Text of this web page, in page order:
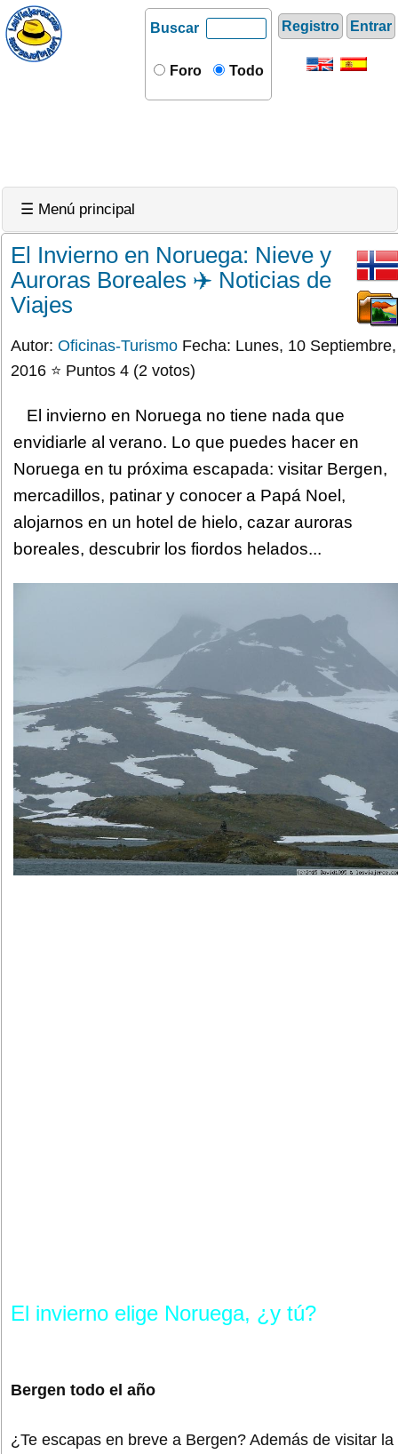
Registro Entrar
Buscar
Foro Todo
☰ Menú principal
El Invierno en Noruega: Nieve y
Auroras Boreales ✈️ Noticias de
Viajes
Autor: Oficinas-Turismo Fecha: Lunes, 10 Septiembre,
2016 ⭐ Puntos 4 (2 votos)
El invierno en Noruega no tiene nada que
envidiarle al verano. Lo que puedes hacer en
Noruega en tu próxima escapada: visitar Bergen,
mercadillos, patinar y conocer a Papá Noel,
alojarnos en un hotel de hielo, cazar auroras
boreales, descubrir los fiordos helados...
El invierno elige Noruega, ¿y tú?
Bergen todo el año
¿Te escapas en breve a Bergen? Además de visitar la